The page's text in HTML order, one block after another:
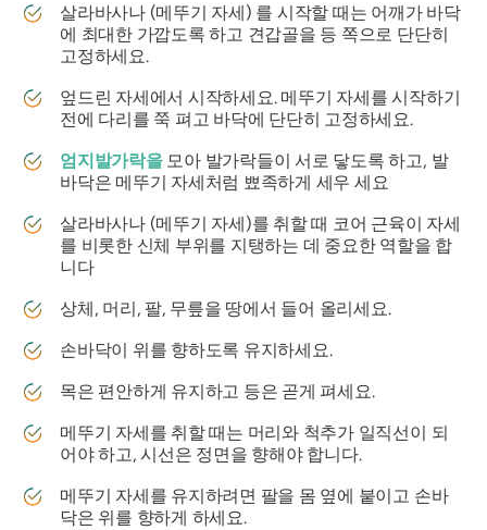
살라바사나(메뚜기 자세) 를 시작할 때는 어깨가 바닥
에 최대한 가깝도록 하고 견갑골을 등 쪽으로 단단히
고정하세요.
엎드린 자세에서 시작하세요. 메뚜기 자세를 시작하기
전에 다리를 쭉 펴고 바닥에 단단히 고정하세요.
엄지발가락을모아 발가락들이 서로 닿도록 하고, 발
바닥은 메뚜기 자세처럼 뾰족하게 세우 세요
살라바사나(메뚜기 자세)를 취할 때 코어 근육이 자세
를 비롯한 신체 부위를 지탱하는 데 중요한 역할을 합
니다
상체, 머리, 팔, 무릎을 땅에서 들어 올리세요.
손바닥이 위를 향하도록 유지하세요.
목은 편안하게 유지하고 등은 곧게 펴세요.
메뚜기 자세를 취할 때는 머리와 척추가 일직선이 되
어야 하고, 시선은 정면을 향해야 합니다.
메뚜기 자세를 유지하려면 팔을 몸 옆에 붙이고 손바
닥은 위를 향하게 하세요.